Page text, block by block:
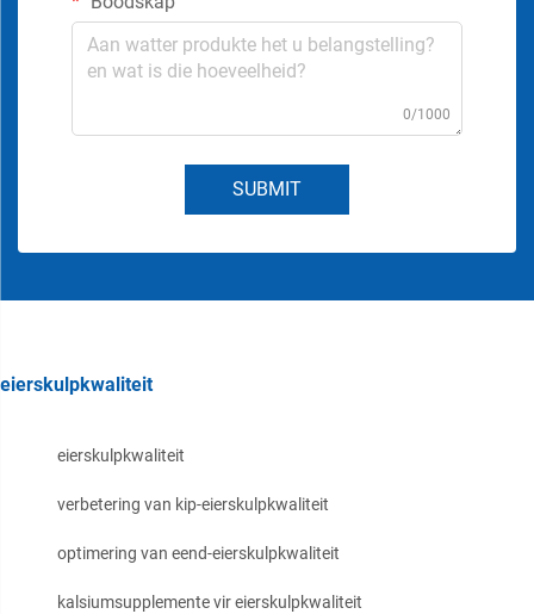
0/1000
SUBMIT
eierskulpkwaliteit
eierskulpkwaliteit
verbetering van kip-eierskulpkwaliteit
optimering van eend-eierskulpkwaliteit
kalsiumsupplemente vir eierskulpkwaliteit